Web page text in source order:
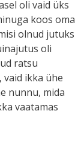
oli vaid üks
koos oma
olnud jutuks
oli
ratsu
ikka ühe
nunnu, mida
vaatamas